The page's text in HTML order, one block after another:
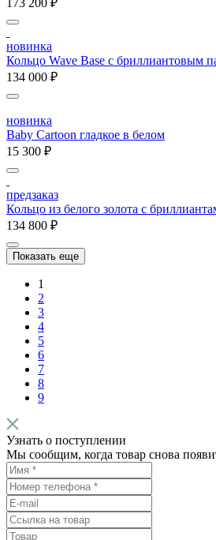
173 200 ₽
новинка
Кольцо Wave Base с бриллиантовым
134 000 ₽
новинка
Baby Cartoon гладкое в белом
15 300 ₽
предзаказ
Кольцо из белого золота с
134 800 ₽
Показать еще
1
2
3
4
5
6
7
8
9
Узнать о поступлении
Мы сообщим, когда товар снова